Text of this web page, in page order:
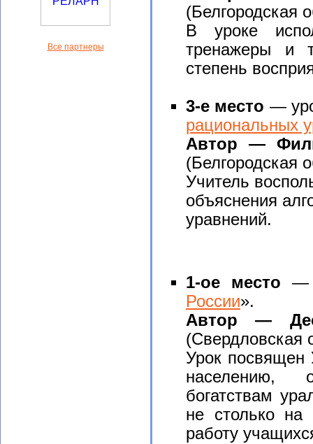
Все партнеры
(Белгородская
В уроке
тренажеры и
степень
3-е место —
рациональных
Автор —
(Белгородская
Учитель
объяснения
уравнений.
1-ое место —
России».
Автор —
(Свердловская
Урок посвящен
населению,
богатствам
не столько на
работу